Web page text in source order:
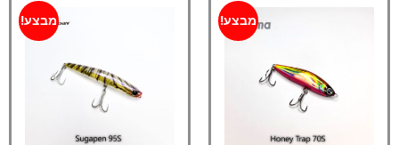
מבצע! מבצע!